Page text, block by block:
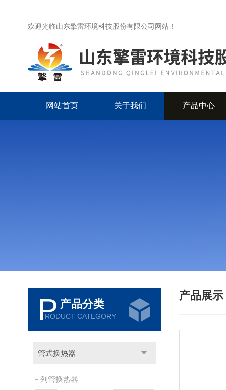
欢迎光临山东擎雷环境科技股份有限公司网站！
网站首页 关于我们 产品中心
P 产品分类
RODUCT CATEGORY
管式换热器
列管换热器
产品展示